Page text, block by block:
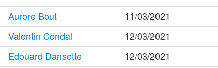
Aurore Bout
11/03/2021
Valentin Condal
12/03/2021
Edouard Dansette
12/03/2021